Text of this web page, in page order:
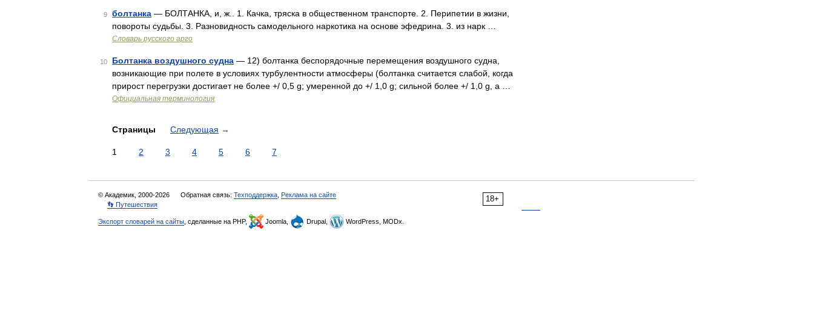
9 болтанка — БОЛТАНКА, и, ж.. 1. Качка, тряска в общественном транспорте. 2. Перипетии в жизни,
повороты судьбы. 3. Разновидность самодельного наркотика на основе эфедрина. 3. из нарк …
Словарь русского арго
10 Болтанка воздушного судна — 12) болтанка беспорядочные перемещения воздушного судна,
возникающие при полете в условиях турбулентности атмосферы (болтанка считается слабой, когда
прирост перегрузки достигает не более +/ 0,5 g; умеренной до +/ 1,0 g; сильной более +/ 1,0 g, а …
Официальная терминология
Страницы Следующая →
1 2 3 4 5 6 7
18+
© Академик, 2000-2026 Обратная связь: Техподдержка Реклама на сайте
👣 Путешествия
Экспорт словарей на сайты , сделанные на PHP, Joomla, Drupal, WordPress, MODx.